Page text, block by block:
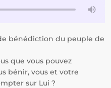
bénédiction du peuple de
que vous pouvez
bénir, vous et votre
sur Lui ?